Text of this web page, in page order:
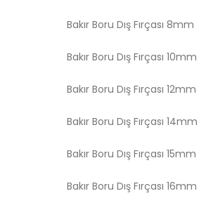
Bakır Boru Dış Fırçası 8mm
Bakır Boru Dış Fırçası 10mm
Bakır Boru Dış Fırçası 12mm
Bakır Boru Dış Fırçası 14mm
Bakır Boru Dış Fırçası 15mm
Bakır Boru Dış Fırçası 16mm